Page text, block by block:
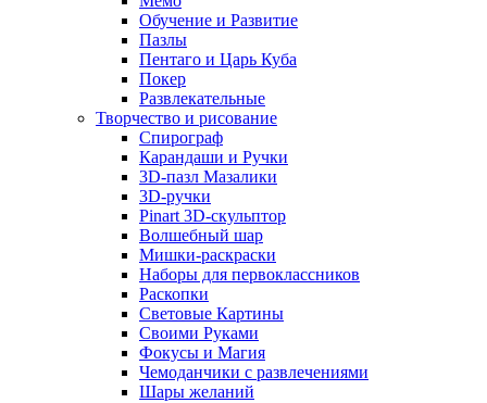
Обучение и Развитие
Пазлы
Пентаго и Царь Куба
Покер
Развлекательные
Творчество и рисование
Спирограф
Карандаши и Ручки
3D-пазл Мазалики
3D-ручки
Pinart 3D-скульптор
Волшебный шар
Мишки-раскраски
Наборы для первоклассников
Раскопки
Световые Картины
Своими Руками
Фокусы и Магия
Чемоданчики с развлечениями
Шары желаний